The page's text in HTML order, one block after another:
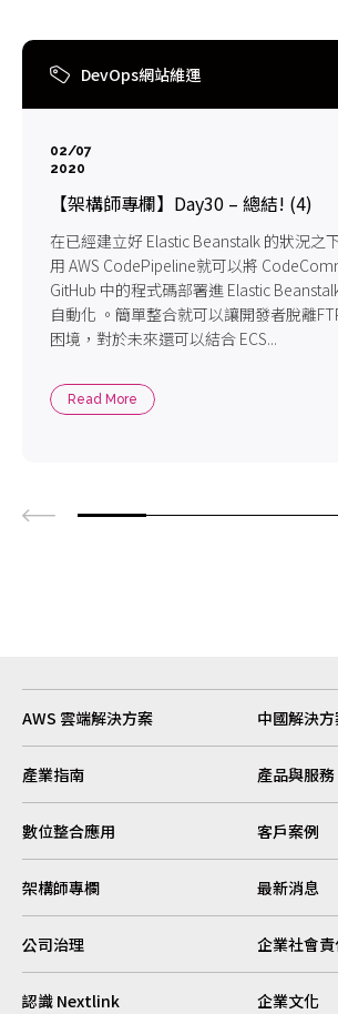
DevOps網站維運
02/07
2020
【架構師專欄】Day30 – 總結! (4)
在已經建立好 Elastic Beanstalk 的狀況之
用 AWS CodePipeline就可以將
GitHub 中的程式碼部署進 Elastic
自動化 。簡單整合就可以讓開發者脫離
困境，對於未來還可以結合 ECS...
Read More
AWS 雲端解決方案 中國解決
產業指南 產品與服務
數位整合應用 客戶案例
架構師專欄 最新消息
公司治理 企業社會責
認識 Nextlink 企業文化